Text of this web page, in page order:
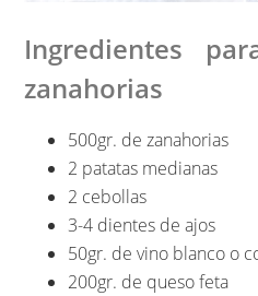
Ingredientes
zanahorias
500gr. de zanahorias
2 patatas medianas
2 cebollas
3-4 dientes de ajos
50gr. de vino blanco o
200gr. de queso feta